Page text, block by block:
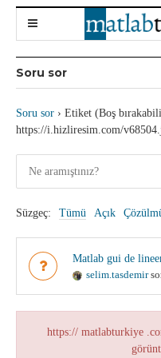
Soru sor
Soru sor › Etiket (Boş
https://i.hizliresim.com/
Süzgeç: Tümü Açık
Matlab gui de
selim.tasdemir
https:// matlabturkiye